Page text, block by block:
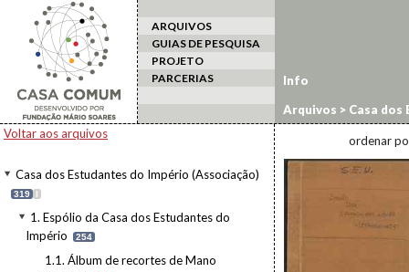
ARQUIVOS
GUIAS DE PESQUISA
PROJETO
PARCERIAS
Voltar aos arquivos
Casa dos Estudantes do Império (Associação)
319 I
1. Espólio da Casa dos Estudantes do
Império
254
1.1. Álbum de recortes de Mano
Info
Arquivos > Casa
1.3. Secção de
ordenar